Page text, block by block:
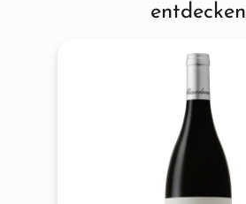
entdecken